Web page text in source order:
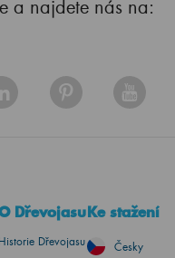
a najdete nás na:
Dřevojasu
Historie Dřevojasu
Ke stažení
Česky